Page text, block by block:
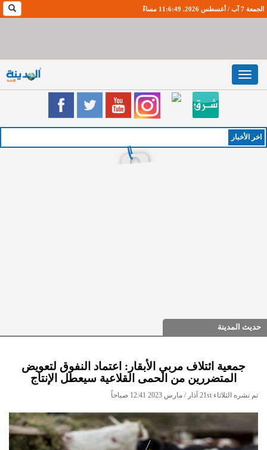
الجمعة 7 آب / أغسطس 2026. 11:6:49 مساءً
Toggle
navigation
اخر اﻷخبار
حديث المدينة
جمعية ائتلاف مربي الأبقار: اعتماد النفوق لتعويض
المتضررين من الحمى القلاعية سيعطل الإنتاج
تم نشره الثلاثاء 21st آذار / مارس 2023 12:41 صباحاً